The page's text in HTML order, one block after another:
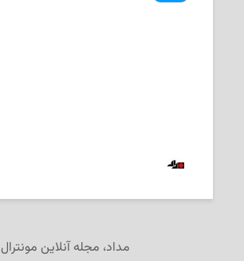
مداد، مجله آنلاین مونترال